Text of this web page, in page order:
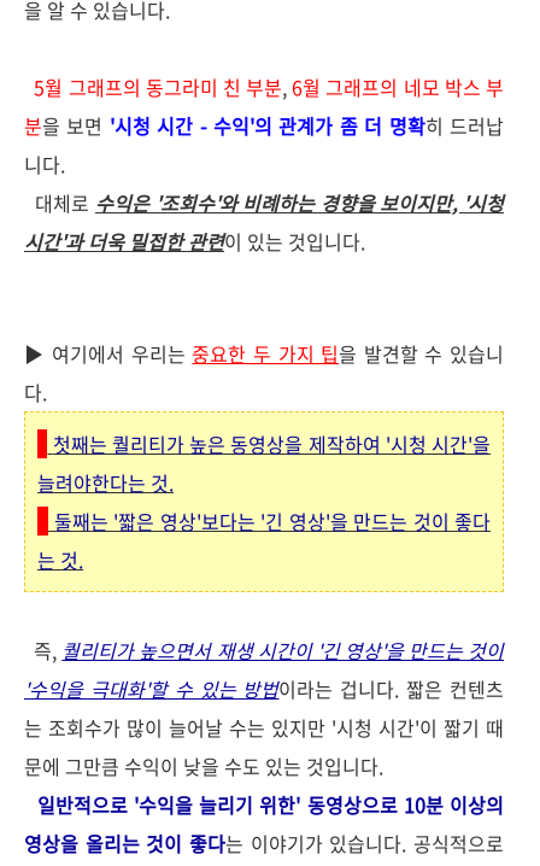
을 알 수 있습니다.
5월 그래프의 동그라미 친 부분, 6월 그래프의 네모 박스 부
분을 보면 '시청 시간 - 수익'의 관계가 좀 더 명확히 드러납
니다.
대체로 수익은 '조회수'와 비례하는 경향을 보이지만, '시청
시간'과 더욱 밀접한 관련이 있는 것입니다.
▶ 여기에서 우리는중요한 두 가지 팁을 발견할 수 있습니
다.
첫째는 퀄리티가 높은 동영상을 제작하여 '시청 시간'을
늘려야한다는 것.
둘째는 '짧은 영상'보다는 '긴 영상'을 만드는 것이 좋다
는 것.
즉, 퀄리티가 높으면서 재생 시간이 '긴 영상'을 만드는 것이
'수익을 극대화'할 수 있는 방법이라는 겁니다. 짧은 컨텐츠
는 조회수가 많이 늘어날 수는 있지만 '시청 시간'이 짧기 때
문에 그만큼 수익이 낮을 수도 있는 것입니다.
일반적으로 '수익을 늘리기 위한' 동영상으로 10분 이상의
영상을 올리는 것이 좋다는 이야기가 있습니다. 공식적으로